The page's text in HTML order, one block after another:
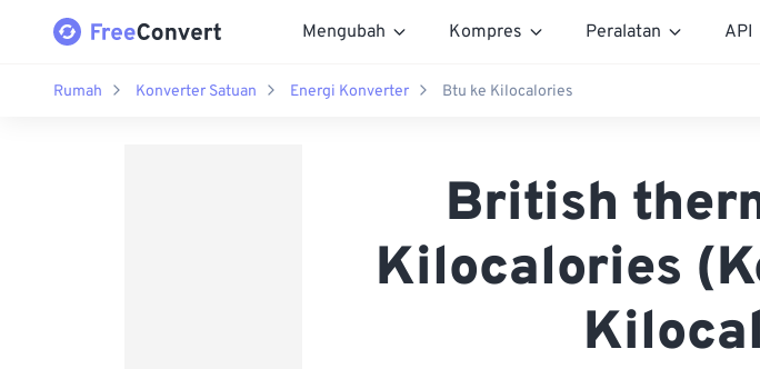
Mengubah Kompres Peralatan API
Rumah Konverter Satuan Energi Konverter Btu ke Kilocalories
British
Kilocalories